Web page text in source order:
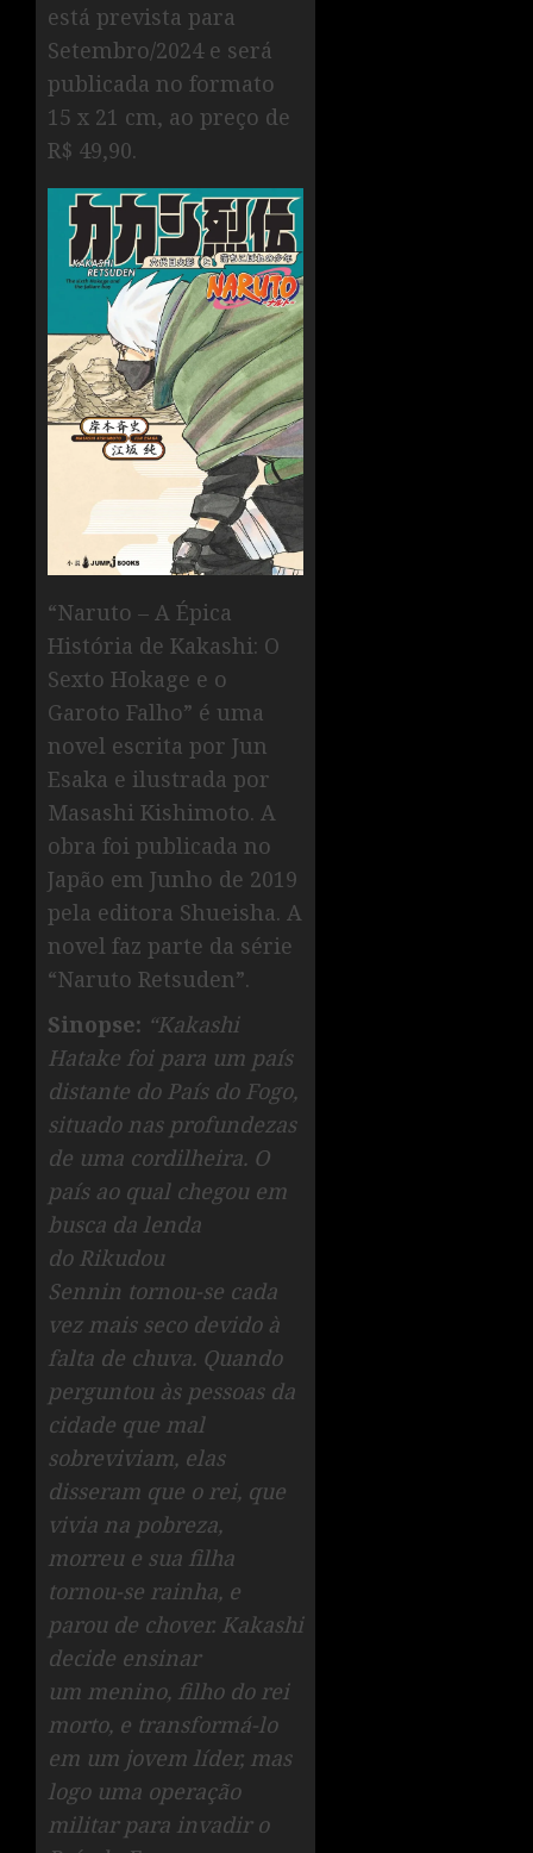
está prevista para
Setembro/2024 e será
publicada no formato
15 x 21 cm, ao preço de
R$ 49,90.
“Naruto – A Épica
História de Kakashi: O
Sexto Hokage e o
Garoto Falho” é uma
novel escrita por Jun
Esaka e ilustrada por
Masashi Kishimoto. A
obra foi publicada no
Japão em Junho de 2019
pela editora Shueisha. A
novel faz parte da série
“Naruto Retsuden”.
Sinopse: “Kakashi
Hatake foi para um país
distante do País do Fogo,
situado nas profundezas
de uma cordilheira. O
país ao qual chegou em
busca da lenda
do Rikudou
Sennin tornou-se cada
vez mais seco devido à
falta de chuva. Quando
perguntou às pessoas da
cidade que mal
sobreviviam, elas
disseram que o rei, que
vivia na pobreza,
morreu e sua filha
tornou-se rainha, e
parou de chover. Kakashi
decide ensinar
um menino, filho do rei
morto, e transformá-lo
em um jovem líder, mas
logo uma operação
militar para invadir o